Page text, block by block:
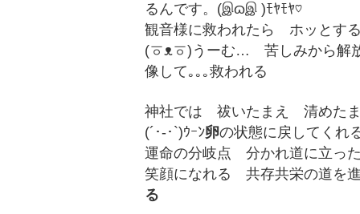
るんです。(இɷஇ )ﾓﾔﾓﾔ♡
観音様に救われたら ホッと
(ㆆᴥㆆ)うーむ… 苦しみから解
像して｡｡｡救われる
神社では 祓いたまえ 清めた
(´･-･`)ｳｰﾝ卵の状態に戻してくれ
運命の分岐点 分かれ道に立っ
笑顔になれる 共存共栄の道を
る